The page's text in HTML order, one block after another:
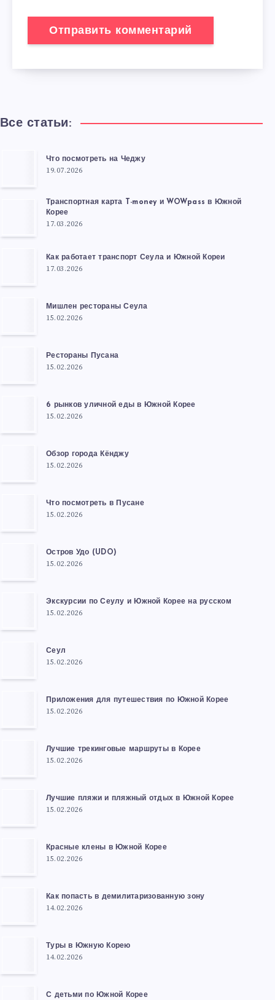
Все статьи:
Что посмотреть на Чеджу
19.07.2026
Транспортная карта T-money и WOWpass в Южной
Корее
17.03.2026
Как работает транспорт Сеула и Южной Кореи
17.03.2026
Мишлен рестораны Сеула
15.02.2026
Рестораны Пусана
15.02.2026
6 рынков уличной еды в Южной Корее
15.02.2026
Обзор города Кёнджу
15.02.2026
Что посмотреть в Пусане
15.02.2026
Остров Удо (UDO)
15.02.2026
Экскурсии по Сеулу и Южной Корее на русском
15.02.2026
Сеул
15.02.2026
Приложения для путешествия по Южной Корее
15.02.2026
Лучшие трекинговые маршруты в Корее
15.02.2026
Лучшие пляжи и пляжный отдых в Южной Корее
15.02.2026
Красные клены в Южной Корее
15.02.2026
Как попасть в демилитаризованную зону
14.02.2026
Туры в Южную Корею
14.02.2026
С детьми по Южной Корее